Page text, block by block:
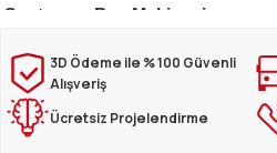
Scotsman Buz Makinesi
başarıyı getireceğine inanan
de oldukça önem vermektedir.
işletmeler için sağlayacağı
3D Ödeme ile % 100 Güvenli
Alışveriş
Ücretsiz Projelendirme